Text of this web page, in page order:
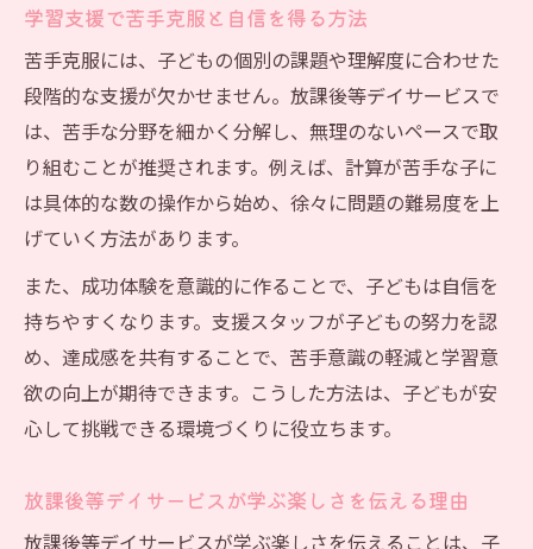
学習支援で苦手克服と自信を得る方法
苦手克服には、子どもの個別の課題や理解度に合わせた
段階的な支援が欠かせません。放課後等デイサービスで
は、苦手な分野を細かく分解し、無理のないペースで取
り組むことが推奨されます。例えば、計算が苦手な子に
は具体的な数の操作から始め、徐々に問題の難易度を上
げていく方法があります。
また、成功体験を意識的に作ることで、子どもは自信を
持ちやすくなります。支援スタッフが子どもの努力を認
め、達成感を共有することで、苦手意識の軽減と学習意
欲の向上が期待できます。こうした方法は、子どもが安
心して挑戦できる環境づくりに役立ちます。
放課後等デイサービスが学ぶ楽しさを伝える理由